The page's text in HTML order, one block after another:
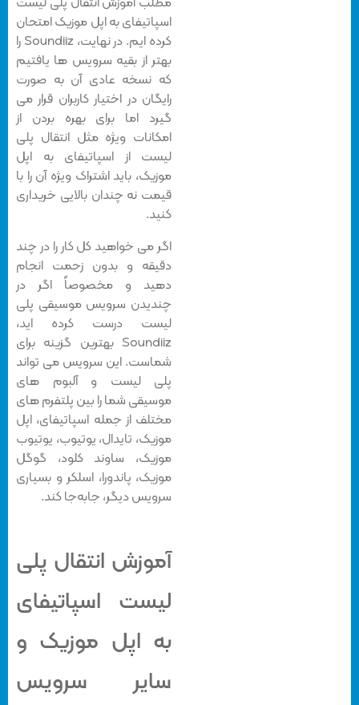
اسپاتیفای به اپل موزیک امتحان
کرده ایم. در نهایت، Soundiiz را
بهتر از بقیه سرویس ها یافتیم
که نسخه عادی آن به صورت
رایگان در اختیار کاربران قرار می
گیرد اما برای بهره بردن از
امکانات ویژه مثل انتقال پلی
لیست از اسپاتیفای به اپل
موزیک، باید اشتراک ویژه آن را با
قیمت نه چندان بالایی خریداری
کنید.
اگر می خواهید کل کار را در چند
دقیقه و بدون زحمت انجام
دهید و مخصوصاً اگر در
چندیدن سرویس موسیقی پلی
لیست درست کرده اید،
Soundiiz بهترین گزینه برای
شماست. این سرویس می تواند
پلی لیست و آلبوم های
موسیقی شما را بین پلتفرم های
مختلف از جمله اسپاتیفای، اپل
موزیک، تایدال، یوتیوب، یوتیوب
موزیک، ساوند کلود، گوگل
موزیک، پاندورا، اسلکر و بسیاری
سرویس دیگر، جابه‌جا کند.
آموزش انتقال پلی
لیست اسپاتیفای
به اپل موزیک و
سایر سرویس